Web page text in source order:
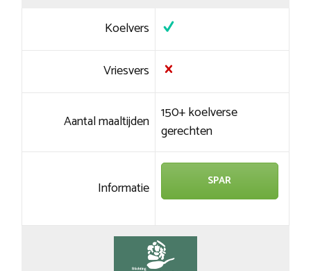
Koelvers
Vriesvers
Aantal maaltijden 150+ koelverse
gerechten
Informatie SPAR